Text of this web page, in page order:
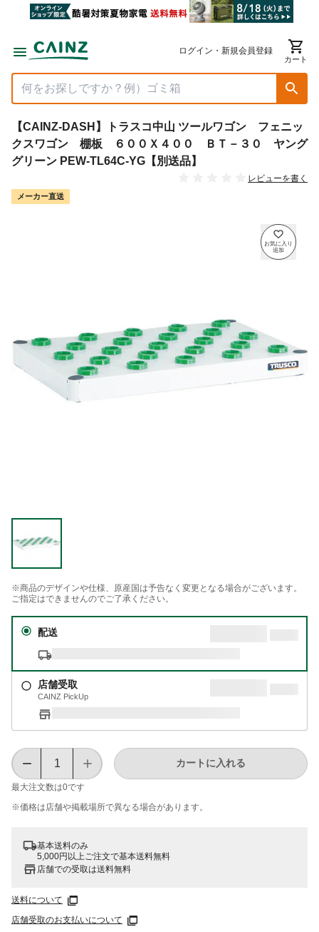
ログイン・新規会員登録
カート
【CAINZ-DASH】トラスコ中山 ツールワゴン フェニッ
クスワゴン 棚板 ６００Ｘ４００ ＢＴ－３０ ヤング
グリーン PEW-TL64C-YG【別送品】
レビューを書く
メーカー直送
※商品のデザインや仕様、原産国は予告なく変更となる場合がございます。
ご指定はできませんのでご了承ください。
配送
店舗受取
CAINZ PickUp
最大注文数は0です
カートに入れる
※価格は​店舗や​掲載場所で​異なる​場合が​あります。
基本送料のみ
5,000円以上ご注文で基本送料無料
店舗での受取は送料無料
送料について
店舗受取のお支払いについて